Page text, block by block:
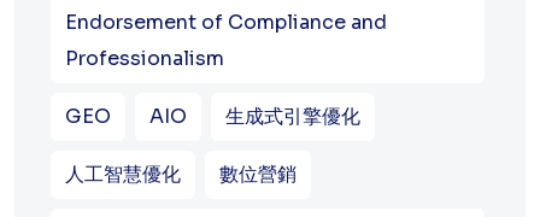
Endorsement of Compliance and
Professionalism
GEO AIO 生成式引擎優化
人工智慧優化 數位營銷